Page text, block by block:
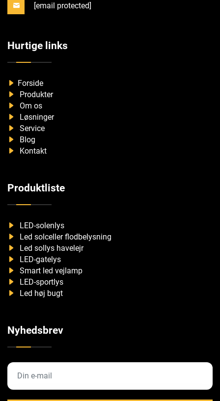
[email protected]
Hurtige links
Forside
Produkter
Om os
Løsninger
Service
Blog
Kontakt
Produktliste
LED-solenlys
Led solceller flodbelysning
Led sollys havelejr
LED-gatelys
Smart led vejlamp
LED-sportlys
Led høj bugt
Nyhedsbrev